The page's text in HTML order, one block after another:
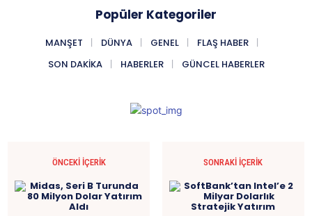
Popüler Kategoriler
MANŞET DÜNYA GENEL
FLAŞ HABER
SON DAKIKA
HABERLER GÜNCEL HABERLER
ÖNCEKI İÇERIK SONRAKI İÇERIK